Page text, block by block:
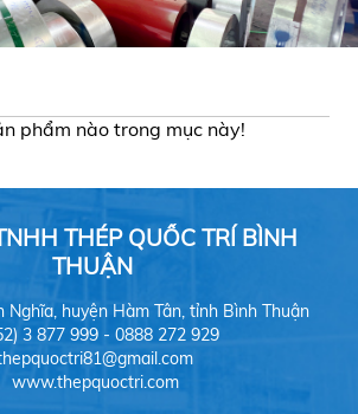
phẩm nào trong mục này!
THÉP QUỐC TRÍ BÌNH
THUẬN
Nghĩa, huyện Hàm Tân, tỉnh Bình Thuận
3 877 999 - 0888 272 929
www.thepquoctri.com